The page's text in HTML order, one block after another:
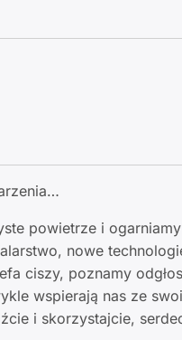
powietrze i
nowe
ciszy, poznamy
wspierają nas ze
i skorzystajcie,